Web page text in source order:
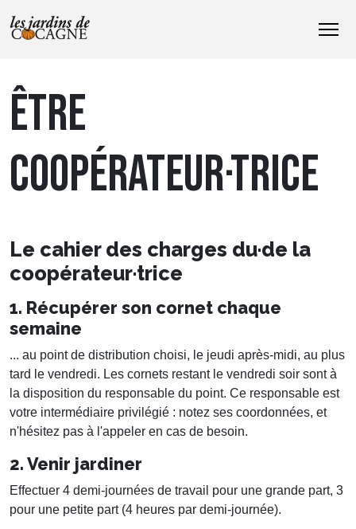
ÊTRE
COOPÉRATEUR·TRICE
Le cahier des charges du·de la
coopérateur·trice
1. Récupérer son cornet chaque
semaine
... au point de distribution choisi, le jeudi après-midi, au plus
tard le vendredi. Les cornets restant le vendredi soir sont à
la disposition du responsable du point. Ce responsable est
votre intermédiaire privilégié : notez ses coordonnées, et
n'hésitez pas à l'appeler en cas de besoin.
2. Venir jardiner
Effectuer 4 demi-journées de travail pour une grande part, 3
pour une petite part (4 heures par demi-journée).